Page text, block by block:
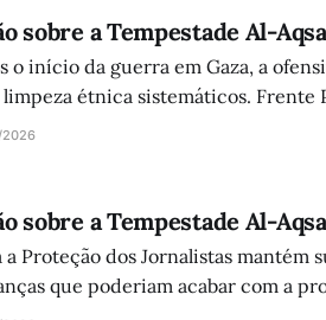
sobre a Tempestade Al-
o início da guerra em Gaza, a
étnica sistemáticos. Frente
internacional e clama
sobre a Tempestade Al-
Proteção dos Jornalistas mantém
que poderiam acabar com a
mortos pelas forças